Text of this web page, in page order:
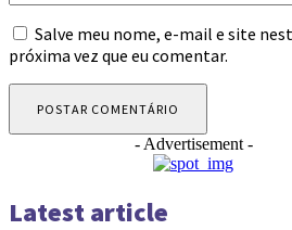
Salve meu nome, e-mail e site
próxima vez que eu comentar.
- Advertisement -
Latest article